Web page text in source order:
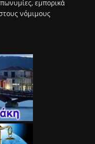
εμπορικά
νόμιμους